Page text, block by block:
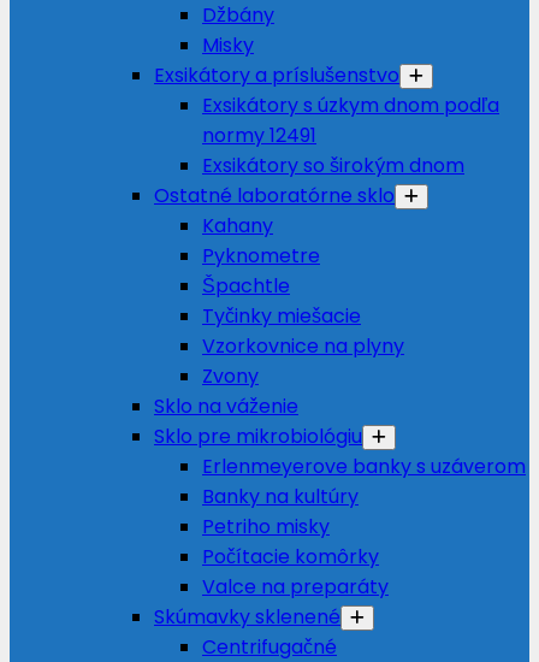
Džbány
Misky
Exsikátory a príslušenstvo
Exsikátory s úzkym dnom podľa
normy 12491
Exsikátory so širokým dnom
Ostatné laboratórne sklo
Kahany
Pyknometre
Špachtle
Tyčinky miešacie
Vzorkovnice na plyny
Zvony
Sklo na váženie
Sklo pre mikrobiológiu
Erlenmeyerove banky s uzáverom
Banky na kultúry
Petriho misky
Počítacie komôrky
Valce na preparáty
Skúmavky sklenené
Centrifugačné